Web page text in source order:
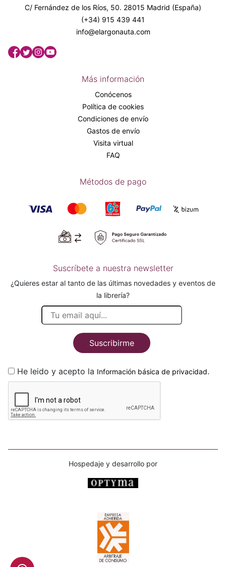
C/ Fernández de los Ríos, 50. 28015 Madrid (España)
(+34) 915 439 441
info@elargonauta.com
Más información
Conócenos
Política de cookies
Condiciones de envío
Gastos de envío
Visita virtual
FAQ
Métodos de pago
Suscríbete a nuestra newsletter
¿Quieres estar al tanto de las últimas novedades y eventos de
la librería?
Suscribirme
He leido y acepto la Información básica de privacidad.
Hospedaje y desarrollo por